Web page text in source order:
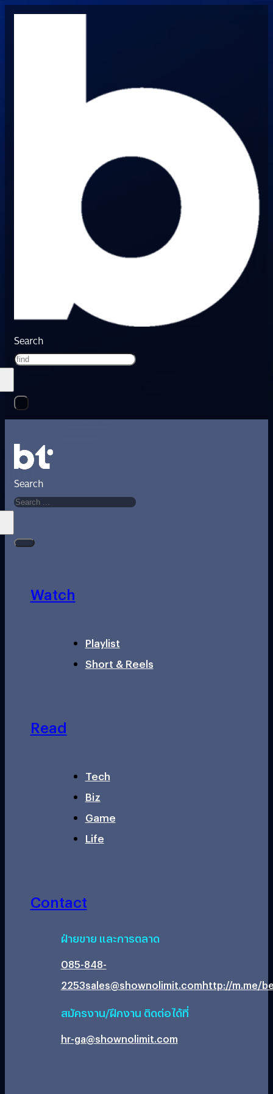
Search
Search
Watch
Playlist
Short & Reels
Read
Tech
Biz
Game
Life
Contact
ฝ่ายขาย และการตลาด
085-848-
2253sales@shownolimit.comhttp://m.me/
สมัครงาน/ฝึกงาน ติดต่อได้ที่
hr-ga@shownolimit.com